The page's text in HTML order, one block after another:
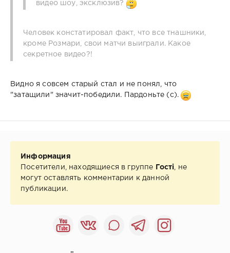
видео шоу, эксклюзив?
Человек констатировал факт, что все тнашники,
кроме Розмари, свои матчи выиграли. Какое
секретное видео?!
Видно я совсем старый стал и не понял, что
"затащили" значит-победили. Пардоньте (с).
Информация
Посетители, находящиеся в группе
Гості
, не
могут оставлять комментарии к данной
публикации.